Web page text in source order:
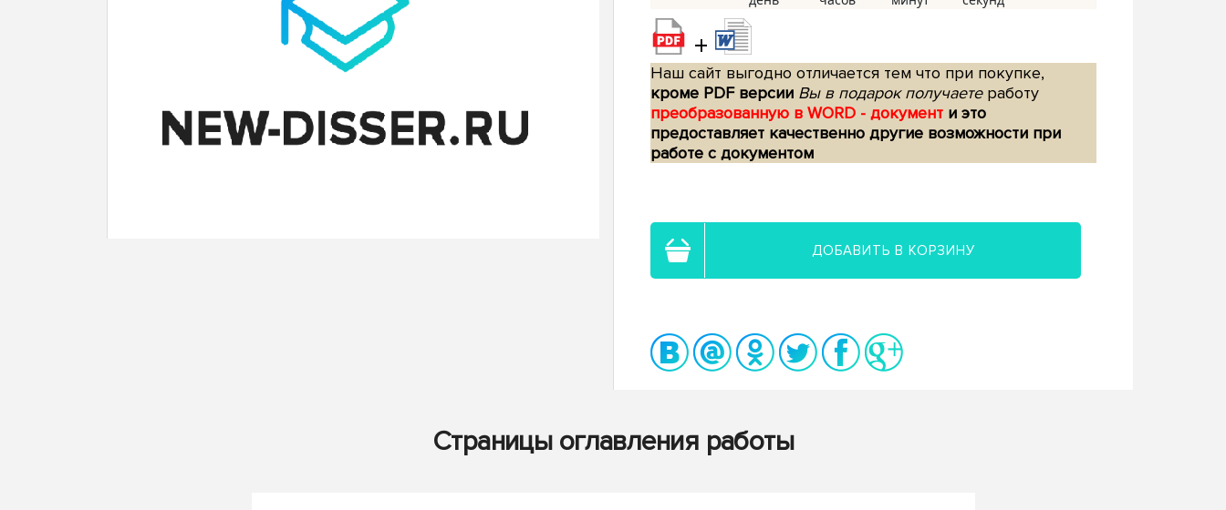
+
Наш сайт выгодно отличается тем что при покупке,
кроме PDF версии Вы в подарок получаетеработу
преобразованную в WORD - документ и это
предоставляет качественно другие возможности при
работе с документом
ДОБАВИТЬ В КОРЗИНУ
Страницы оглавления работы